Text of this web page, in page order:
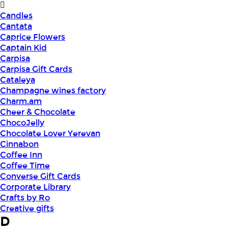
Candles
Cantata
Caprice Flowers
Captain Kid
Carpisa
Carpisa Gift Cards
Cataleya
Champagne wines factory
Charm.am
Cheer & Chocolate
ChocoJelly
Chocolate Lover Yerevan
Cinnabon
Coffee Inn
Coffee Time
Converse Gift Cards
Corporate Library
Crafts by Ro
Creative gifts
D